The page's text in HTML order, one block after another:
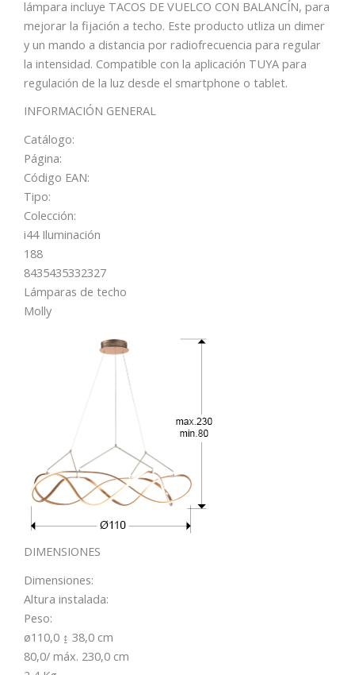
lámpara incluye TACOS DE VUELCO CON BALANCÍN, para
mejorar la fijación a techo. Este producto utliza un dimer
y un mando a distancia por radiofrecuencia para regular
la intensidad. Compatible con la aplicación TUYA para
regulación de la luz desde el smartphone o tablet.
INFORMACIÓN GENERAL
Catálogo:
Página:
Código EAN:
Tipo:
Colección:
i44 Iluminación
188
8435435332327
Lámparas de techo
Molly
DIMENSIONES
Dimensiones:
Altura instalada:
Peso:
ø110,0 ↨ 38,0 cm
80,0/ máx. 230,0 cm